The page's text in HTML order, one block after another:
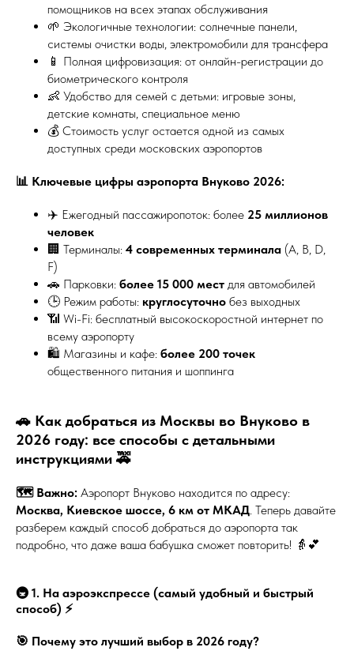
помощников на всех этапах обслуживания
🌱 Экологичные технологии: солнечные панели,
системы очистки воды, электромобили для трансфера
📱 Полная цифровизация: от онлайн-регистрации до
биометрического контроля
👶 Удобство для семей с детьми: игровые зоны,
детские комнаты, специальное меню
💰 Стоимость услуг остается одной из самых
доступных среди московских аэропортов
📊 Ключевые цифры аэропорта Внуково 2026:
✈️ Ежегодный пассажиропоток: более 25 миллионов
человек
🏢 Терминалы: 4 современных терминала (А, В, D,
F)
🚗 Парковки: более 15 000 мест для автомобилей
🕒 Режим работы: круглосуточно без выходных
📶 Wi-Fi: бесплатный высокоскоростной интернет по
всему аэропорту
🛍️ Магазины и кафе: более 200 точек
общественного питания и шоппинга
🚗 Как добраться из Москвы во Внуково в
2026 году: все способы с детальными
инструкциями 🚕
🗺️ Важно: Аэропорт Внуково находится по адресу:
Москва, Киевское шоссе, 6 км от МКАД. Теперь давайте
разберем каждый способ добраться до аэропорта так
подробно, что даже ваша бабушка сможет повторить! 👵💕
🚇 1. На аэроэкспрессе (самый удобный и быстрый
способ) ⚡
🎯 Почему это лучший выбор в 2026 году?